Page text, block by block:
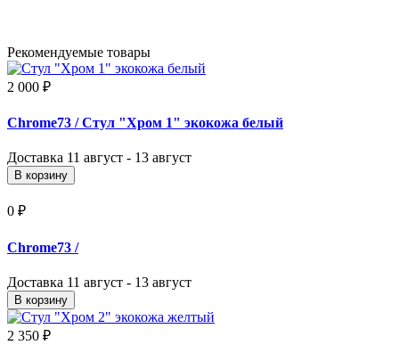
Рекомендуемые товары
2 000 ₽
Chrome73 / Стул "Хром 1" экокожа белый
Доставка 11 август - 13 август
В корзину
0 ₽
Chrome73 /
Доставка 11 август - 13 август
В корзину
2 350 ₽